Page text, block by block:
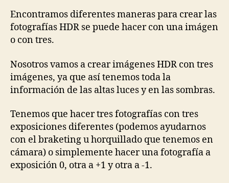
Encontramos diferentes maneras para crear las
fotografías HDR se puede hacer con una imágen
o con tres.
Nosotros vamos a crear imágenes HDR con tres
imágenes, ya que así tenemos toda la
información de las altas luces y en las sombras.
Tenemos que hacer tres fotografías con tres
exposiciones diferentes (podemos ayudarnos
con el braketing u horquillado que tenemos en
cámara) o simplemente hacer una fotografía a
exposición 0, otra a +1 y otra a -1.